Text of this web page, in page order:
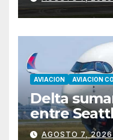
AVIACION AVIACION
Delta
entre
desde
AGOSTO 7, 2026